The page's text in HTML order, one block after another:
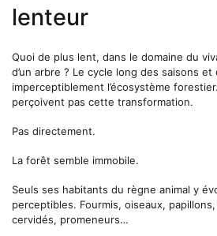
lenteur
Quoi de plus lent, dans le domaine du
d’un arbre ? Le cycle long des saisons
imperceptiblement l’écosystème
perçoivent pas cette transformation.
Pas directement.
La forêt semble immobile.
Seuls ses habitants du règne animal y
perceptibles. Fourmis, oiseaux,
cervidés, promeneurs…